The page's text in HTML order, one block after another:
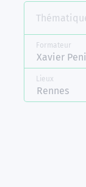
Formateur
Xavier
Lieux
Rennes